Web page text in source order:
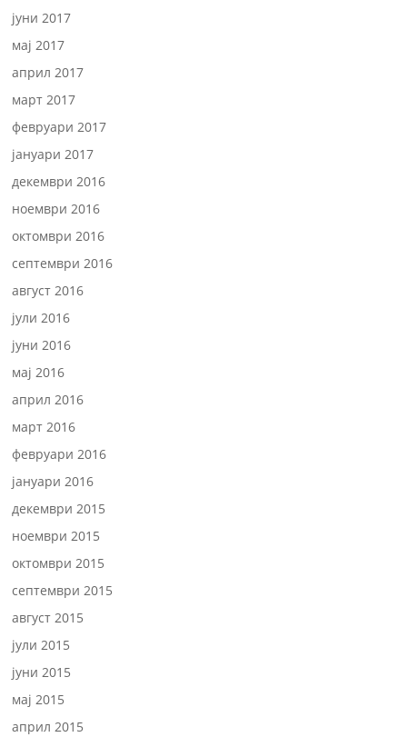
јуни 2017
мај 2017
април 2017
март 2017
февруари 2017
јануари 2017
декември 2016
ноември 2016
октомври 2016
септември 2016
август 2016
јули 2016
јуни 2016
мај 2016
април 2016
март 2016
февруари 2016
јануари 2016
декември 2015
ноември 2015
октомври 2015
септември 2015
август 2015
јули 2015
јуни 2015
мај 2015
април 2015